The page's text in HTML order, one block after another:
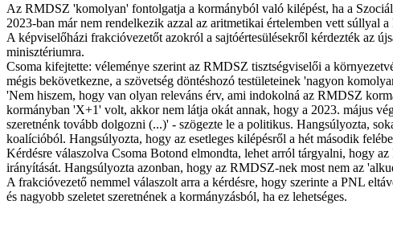
Az RMDSZ 'komolyan' fontolgatja a kormányból való kilépést, ha a
2023-ban már nem rendelkezik azzal az aritmetikai értelemben vett súllyal
A képviselőházi frakcióvezetőt azokról a sajtóértesülésekről kérdezték az
minisztériumra.
Csoma kifejtette: véleménye szerint az RMDSZ tisztségviselői a
mégis bekövetkezne, a szövetség döntéshozó testületeinek 'nagyon
'Nem hiszem, hogy van olyan releváns érv, ami indokolná az RMDSZ
kormányban 'X+1' volt, akkor nem látja okát annak, hogy a 2023. május
szeretnénk tovább dolgozni (...)' - szögezte le a politikus. Hangsúlyozta,
koalícióból. Hangsúlyozta, hogy az esetleges kilépésről a hét második
Kérdésre válaszolva Csoma Botond elmondta, lehet arról tárgyalni, hogy
irányítását. Hangsúlyozta azonban, hogy az RMDSZ-nek most nem az
A frakcióvezető nemmel válaszolt arra a kérdésre, hogy szerinte a PNL
és nagyobb szeletet szeretnének a kormányzásból, ha ez lehetséges.